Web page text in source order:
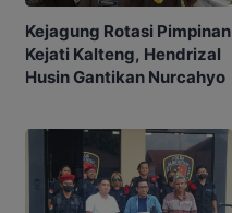
Kejagung Rotasi Pimpinan
Kejati Kalteng, Hendrizal
Husin Gantikan Nurcahyo